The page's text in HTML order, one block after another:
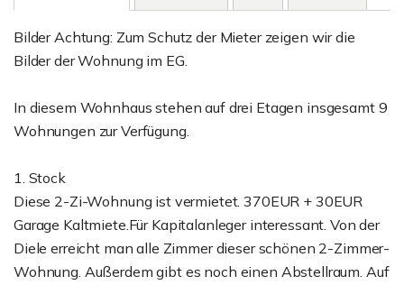
Bilder Achtung: Zum Schutz der Mieter zeigen wir die
Bilder der Wohnung im EG.
In diesem Wohnhaus stehen auf drei Etagen insgesamt 9
Wohnungen zur Verfügung.
1. Stock
Diese 2-Zi-Wohnung ist vermietet. 370EUR + 30EUR
Garage Kaltmiete.Für Kapitalanleger interessant. Von der
Diele erreicht man alle Zimmer dieser schönen 2-Zimmer-
Wohnung. Außerdem gibt es noch einen Abstellraum. Auf